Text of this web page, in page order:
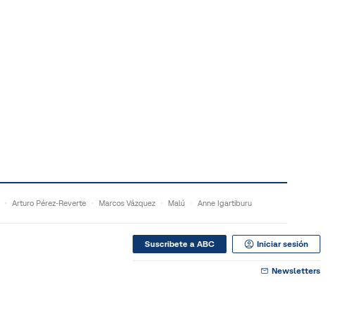
Arturo Pérez-Reverte Marcos Vázquez Malú Anne Igartiburu
Suscribete a ABC Iniciar sesión
Newsletters